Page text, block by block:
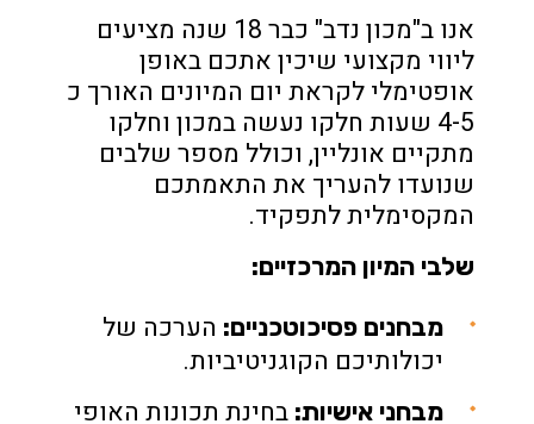
אנו ב"מכון נדב" כבר 18 שנה מציעים
ליווי מקצועי שיכין אתכם באופן
אופטימלי לקראת יום המיונים האורך כ
4-5 שעות חלקו נעשה במכון
וחלקו
מתקיים אונליין, וכולל מספר שלבים
שנועדו להעריך את התאמתכם
המקסימלית לתפקיד.
שלבי המיון המרכזיים:
מבחנים פסיכוטכניים: הערכה של
יכולותיכם הקוגניטיביות.
מבחני אישיות: בחינת תכונות האופי